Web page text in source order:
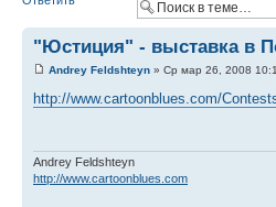
"Юстиция" - выставка в
Andrey Feldshteyn » Ср мар 26, 2008
http://www.cartoonblues.com/
Andrey Feldshteyn
http://www.cartoonblues.com